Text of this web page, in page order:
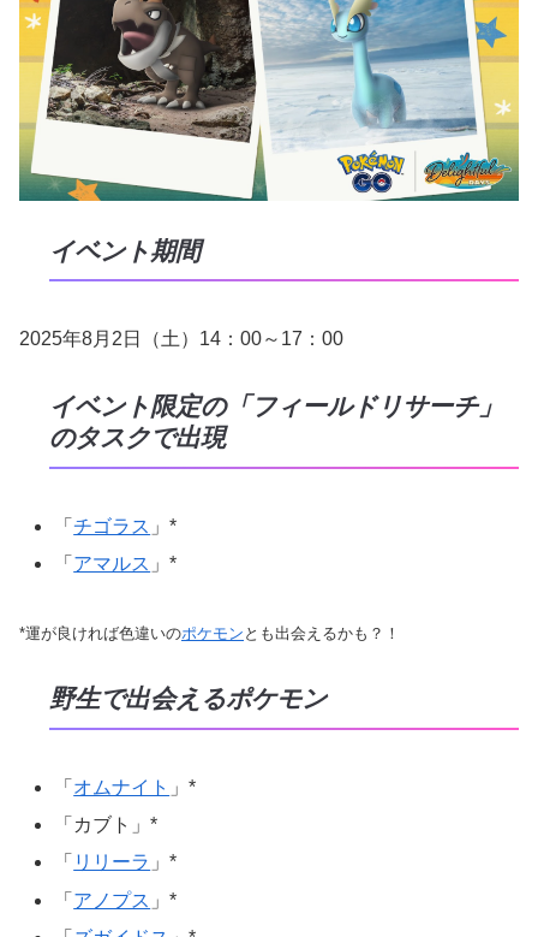
イベント期間
2025年8月2日（土）14：00～17：00
イベント限定の「フィールドリサーチ」
のタスクで出現
「チゴラス 」*
「 アマルス 」*
*運が良ければ色違いのポケモン とも出会えるかも？！
野生で出会えるポケモン
「 オムナイト 」*
「カブト」*
「 リリーラ 」*
「 アノプス 」*